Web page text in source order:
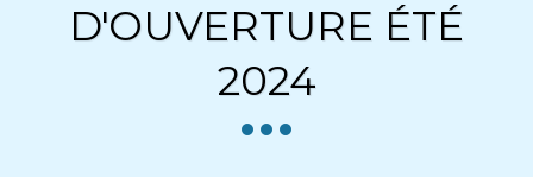
D'OUVERTURE ÉTÉ
2024